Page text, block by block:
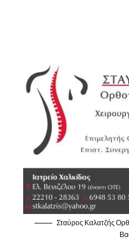
Σταύρος Καλατζής